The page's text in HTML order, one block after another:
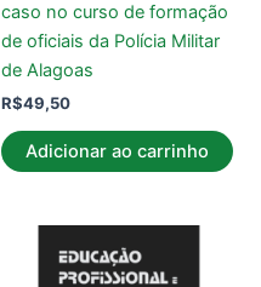
caso no curso de formação
de oficiais da Polícia Militar
de Alagoas
R$49,50
Adicionar ao carrinho